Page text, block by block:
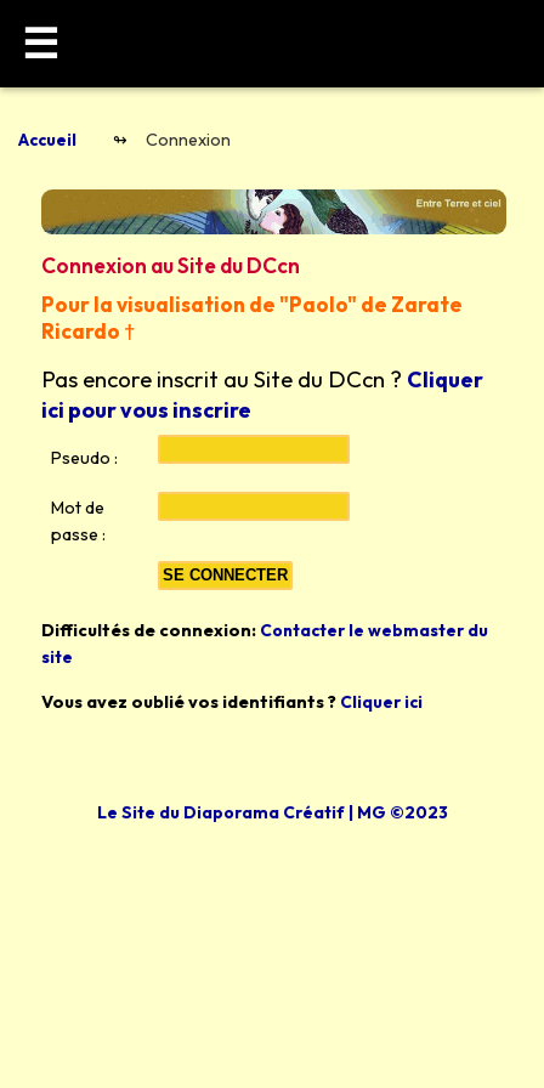
Accueil Connexion
☰
Connexion au Site du DCcn
Pour la visualisation de "Paolo" de Zarate
Ricardo †
Pas encore inscrit au Site du DCcn ? Cliquer
ici pour vous inscrire
Pseudo :
Mot de
passe :
Difficultés de connexion: Contacter le webmaster du
site
Vous avez oublié vos identifiants ? Cliquer ici
Le Site du Diaporama Créatif | MG ©2023